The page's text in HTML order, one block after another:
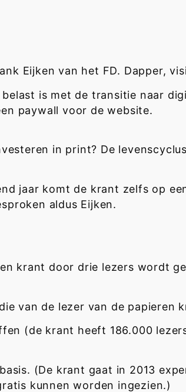
Eijken van het FD. Dapper,
is met de transitie naar
paywall voor de website.
in print? De
jaar komt de krant zelfs op
aldus Eijken.
krant door drie lezers wordt
van de lezer van de papieren
(de krant heeft 186.000
(De krant gaat in 2013
kunnen worden ingezien.)